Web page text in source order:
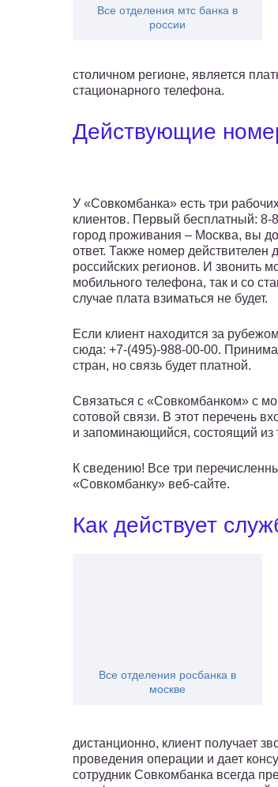
Все отделения мтс банка в
россии
столичном регионе, является
стационарного телефона.
Действующие
У «Совкомбанка» есть три
клиентов. Первый бесплатный:
город проживания – Москва, вы
ответ. Также номер действителен
российских регионов. И звонить
мобильного телефона, так и со
случае плата взиматься не будет.
Если клиент находится за
сюда: +7-(495)-988-00-00.
стран, но связь будет платной.
Связаться с «Совкомбанком» с
сотовой связи. В этот перечень
и запоминающийся, состоящий из
К сведению! Все три
«Совкомбанку» веб-сайте.
Как действует
Все отделения росбанка в
москве
дистанционно, клиент получает
проведения операции и дает
сотрудник Совкомбанка всегда